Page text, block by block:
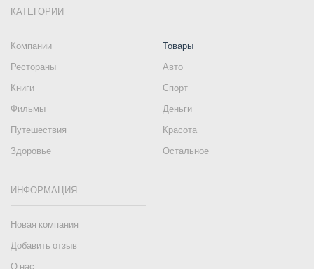
КАТЕГОРИИ
Компании
Товары
Рестораны
Авто
Книги
Спорт
Фильмы
Деньги
Путешествия
Красота
Здоровье
Остальное
ИНФОРМАЦИЯ
Новая компания
Добавить отзыв
О нас